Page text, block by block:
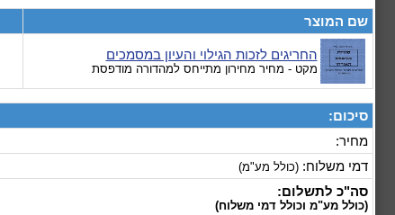
שם המוצר
החריגים לזכות הגילוי והעיון במסמכים
מקט - מחיר מחירון מתייחס למהדורה מודפסת
סיכום:
מחיר:
דמי משלוח: (כולל מע"מ)
סה"כ לתשלום:
(כולל מע"מ וכולל דמי משלוח)